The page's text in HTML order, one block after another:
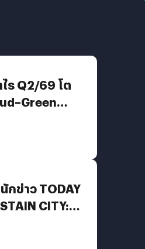
ไร Q2/69 โต
อง New
กข่าว TODAY
CITY:
ศรษฐกิจสี